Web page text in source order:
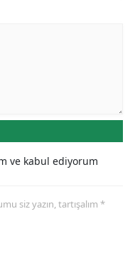
ve kabul ediyorum
siz yazın, tartışalım *